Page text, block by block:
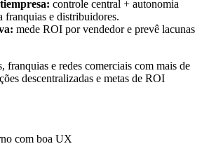
controle central + autonomia
franquias e distribuidores.
mede ROI por vendedor e prevê lacunas
franquias e redes comerciais com mais de
descentralizadas e metas de ROI
com boa UX